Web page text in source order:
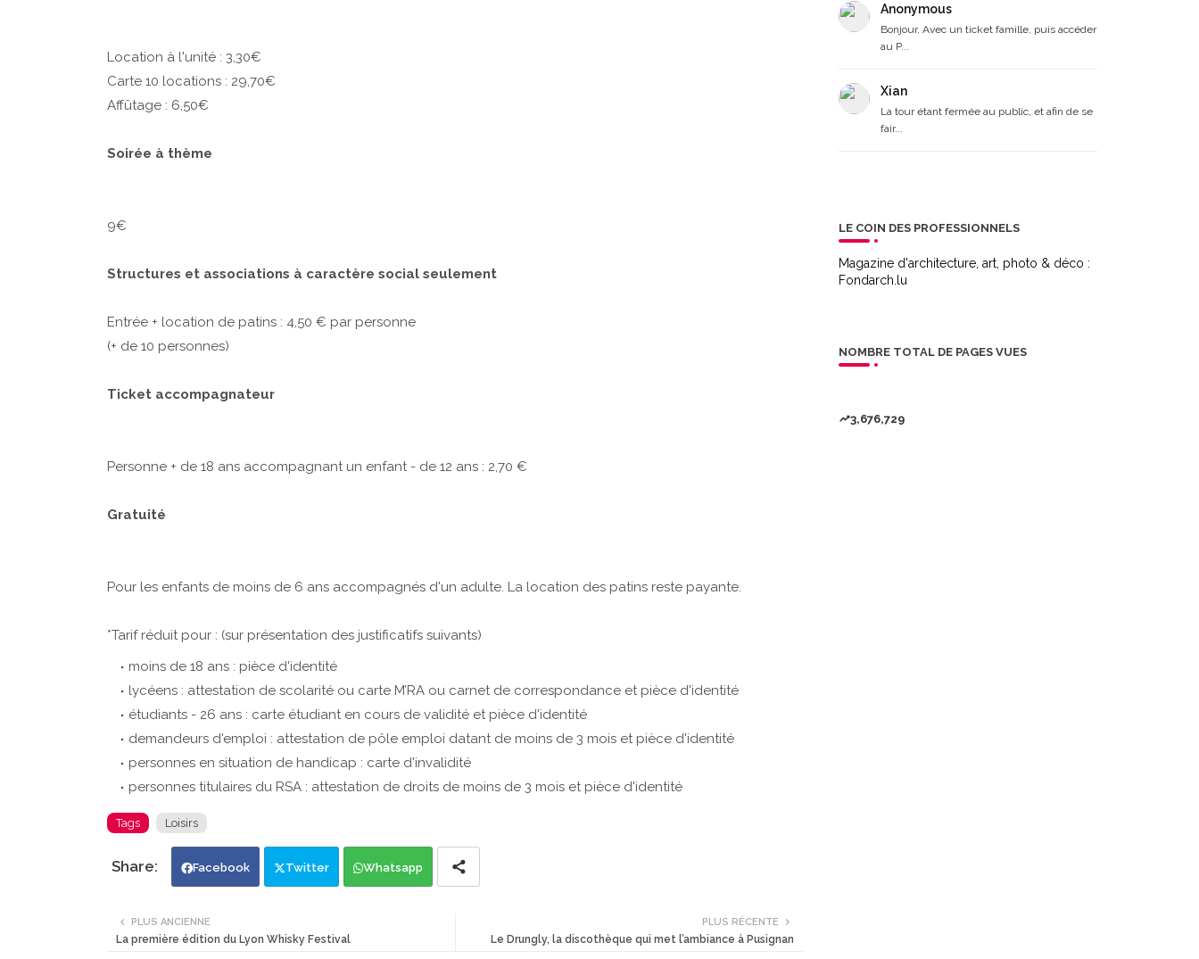
Location à l'unité : 3,30€
Carte 10 locations : 29,70€
Affûtage : 6,50€
Soirée à thème
9€
Structures et associations à caractère social seulement
Entrée + location de patins : 4,50 € par personne
(+ de 10 personnes)
Ticket accompagnateur
Personne + de 18 ans accompagnant un enfant - de 12 ans : 2,70 €
Gratuité
Pour les enfants de moins de 6 ans accompagnés d'un adulte. La location des patins reste payante.
*Tarif réduit pour : (sur présentation des justificatifs suivants)
moins de 18 ans : pièce d'identité
lycéens : attestation de scolarité ou carte M’RA ou carnet de correspondance et pièce d'identité
étudiants - 26 ans : carte étudiant en cours de validité et pièce d'identité
demandeurs d'emploi : attestation de pôle emploi datant de moins de 3 mois et pièce d'identité
personnes en situation de handicap : carte d'invalidité
personnes titulaires du RSA : attestation de droits de moins de 3 mois et pièce d'identité
Tags Loisirs
Facebook Twitter Whatsapp
PLUS RÉCENTE
Le Drungly, la discothèque qui met l’ambiance à Pusignan
PLUS ANCIENNE
La première édition du Lyon Whisky Festival
Anonymous
Bonjour, Avec un ticket famille, puis accéder
au P...
Xian
La tour étant fermée au public, et afin de se
fair...
LE COIN DES PROFESSIONNELS
Magazine d'architecture, art, photo & déco :
Fondarch.lu
NOMBRE TOTAL DE PAGES VUES
3,676,729